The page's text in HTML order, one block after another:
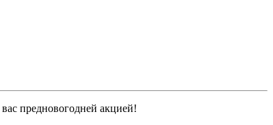
предновогодней акцией!